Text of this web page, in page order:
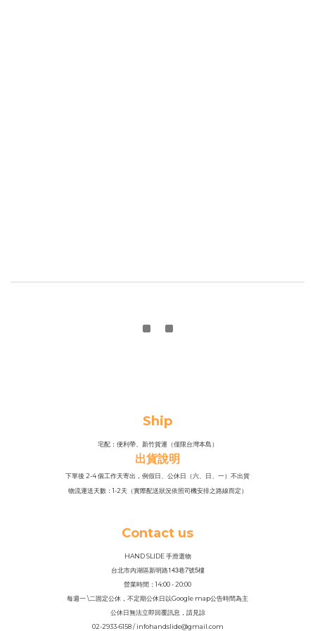
Ship
宅配：便利帶、新竹貨運（僅限台灣本島）
出貨說明
下單後 2-4 個工作天寄出，例假日、公休日（六、日、一）不出貨
物流運送天數：1-2天（實際配送狀況依照司機安排之路線而定）
Contact us
HAND SLIDE 手滑選物
台北市內湖區新明路143巷7號5樓
營業時間：14:00 - 20:00
每週一 \二固定公休，不定期公休日以Google map公告時間為主
公休日無法立即回覆訊息，請見諒
02-2933-6158 / infohandslide@gmail.com